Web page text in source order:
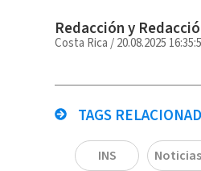
Redacción y
Costa Rica /20.08.2025
TAGS
INS